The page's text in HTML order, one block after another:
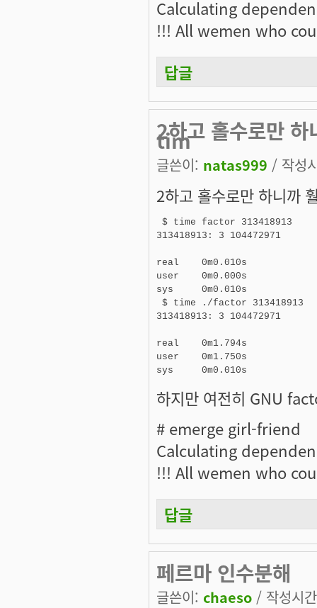
Calculating
!!! All wemen who
답글
2하고 홀수로만
tim
글쓴이: natas999 / 작성
2하고 홀수로만 하니까
$ time factor 313418913
313418913: 3 104472971
real    0m0.010s
user    0m0.000s
sys     0m0.010s
$ time ./factor 313418913
313418913: 3 104472971
real    0m1.794s
user    0m1.750s
하지만 여전히 GNU
# emerge girl-friend
Calculating
!!! All wemen who
답글
페르마 인수분해
글쓴이: chaeso / 작성시